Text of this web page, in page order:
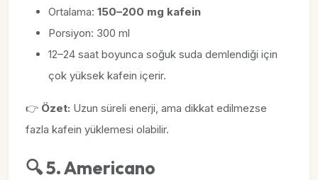
Ortalama: 150–200 mg kafein
Porsiyon: 300 ml
12–24 saat boyunca soğuk suda demlendiği için
çok yüksek kafein içerir.
👉 Özet: Uzun süreli enerji, ama dikkat edilmezse
fazla kafein yüklemesi olabilir.
🔍 5. Americano